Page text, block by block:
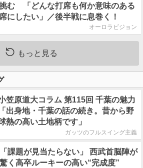
む 「どんな打席も何か意味のある
にしたい」／後半戦に息巻く！
オーロラビジョン
もっと見る
笠原道大コラム 第115回 千葉の魅力
「出身地・千葉の話の続き。昔から野
熱の高い土地柄です」
ガッツのフルスイング主義
「課題が見当たらない」 西武首脳陣が
驚く高卒ルーキーの高い“完成度”